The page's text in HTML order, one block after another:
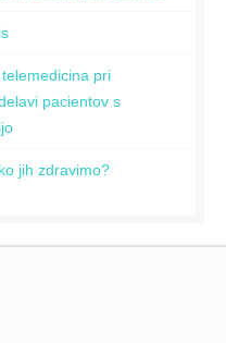
pri
pacientov s
jih zdravimo?